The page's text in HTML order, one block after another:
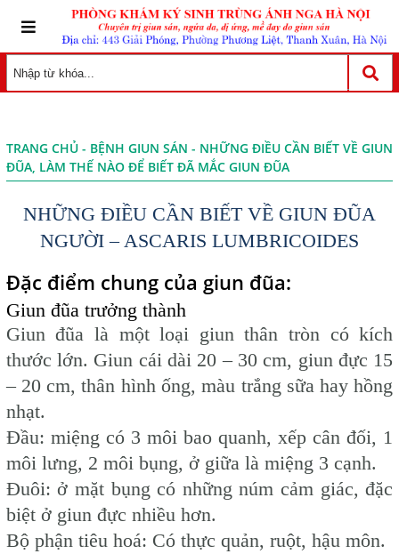
TRANG CHỦ- BỆNH GIUN SÁN - NHỮNG ĐIỀU CẦN BIẾT VỀ GIUN
ĐŨA, LÀM THẾ NÀO ĐỂ BIẾT ĐÃ MẮC GIUN ĐŨA
NHỮNG ĐIỀU CẦN BIẾT VỀ GIUN ĐŨA
NGƯỜI – ASCARIS LUMBRICOIDES
Đặc điểm chung của giun đũa:
Giun đũa trưởng thành
Giun đũa là một loại giun thân tròn có kích
thước lớn. Giun cái dài 20 – 30 cm, giun đực 15
– 20 cm, thân hình ống, màu trắng sữa hay hồng
nhạt.
Đầu: miệng có 3 môi bao quanh, xếp cân đối, 1
môi lưng, 2 môi bụng, ở giữa là miệng 3 cạnh.
Đuôi: ở mặt bụng có những núm cảm giác, đặc
biệt ở giun đực nhiều hơn.
Bộ phận tiêu hoá: Có thực quản, ruột, hậu môn.